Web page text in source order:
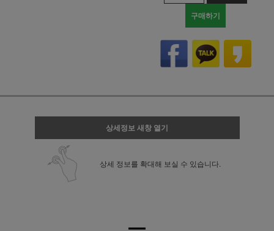
구매하기
상세정보 새창 열기
상세 정보를 확대해 보실 수 있습니다.